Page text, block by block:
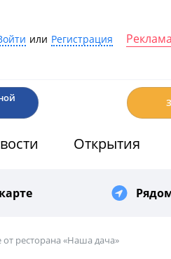
или Регистрация
Открытия
ресторана «Наша дача»